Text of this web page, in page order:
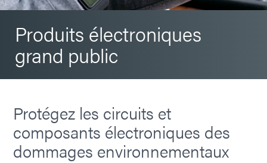
Produits électroniques
grand public
Protégez les circuits et
composants électroniques des
dommages environnementaux